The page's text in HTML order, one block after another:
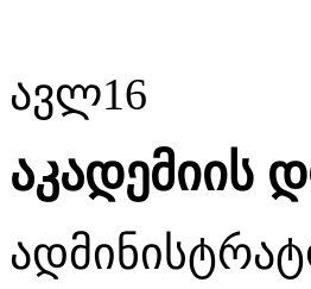
ავლ16
აკადემიის